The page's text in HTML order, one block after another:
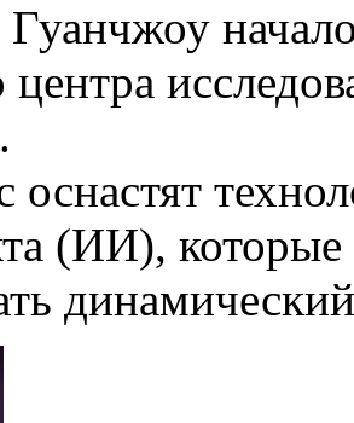
центра
оснастят
(ИИ),